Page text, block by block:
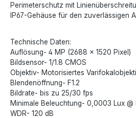
Perimeterschutz mit
IP67-Gehäuse für den zuverlässigen
Technische Daten:
Auflösung- 4 MP (2688 × 1520 Pixel)
Bildsensor- 1/1.8 CMOS
Objektiv- Motorisiertes
Blendenöffnung- F1.2
Bildrate- bis zu 25/30 fps
Minimale Beleuchtung- 0,0003 Lux @
WDR- 120 dB